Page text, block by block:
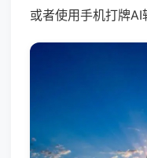
或者使用手机打牌AI